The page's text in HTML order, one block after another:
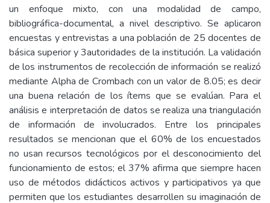
un enfoque mixto, con una modalidad de campo,
bibliográfica-documental, a nivel descriptivo. Se aplicaron
encuestas y entrevistas a una población de 25 docentes de
básica superior y 3autoridades de la institución. La validación
de los instrumentos de recolección de información se realizó
mediante Alpha de Crombach con un valor de 8.05; es decir
una buena relación de los ítems que se evalúan. Para el
análisis e interpretación de datos se realiza una triangulación
de información de involucrados. Entre los principales
resultados se mencionan que el 60% de los encuestados
no usan recursos tecnológicos por el desconocimiento del
funcionamiento de estos; el 37% afirma que siempre hacen
uso de métodos didácticos activos y participativos ya que
permiten que los estudiantes desarrollen su imaginación de